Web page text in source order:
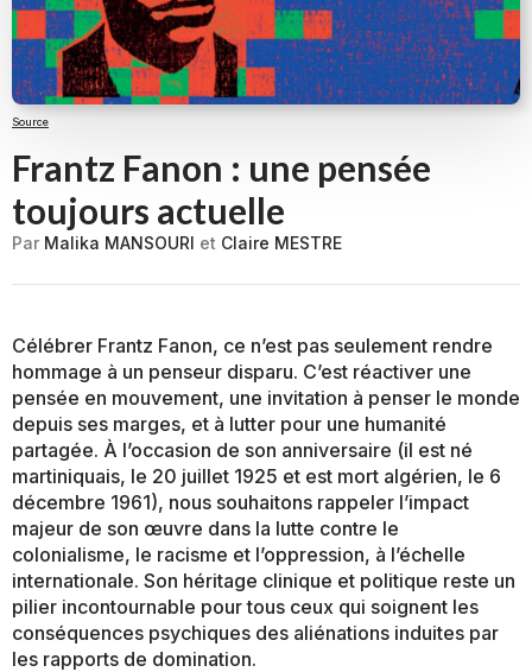
Source
Frantz Fanon : une pensée
toujours actuelle
Par Malika MANSOURI et Claire MESTRE
Célébrer Frantz Fanon, ce n’est pas seulement rendre
hommage à un penseur disparu. C’est réactiver une
pensée en mouvement, une invitation à penser le monde
depuis ses marges, et à lutter pour une humanité
partagée. À l’occasion de son anniversaire (il est né
martiniquais, le 20 juillet 1925 et est mort algérien, le 6
décembre 1961), nous souhaitons rappeler l’impact
majeur de son œuvre dans la lutte contre le
colonialisme, le racisme et l’oppression, à l’échelle
internationale. Son héritage clinique et politique reste un
pilier incontournable pour tous ceux qui soignent les
conséquences psychiques des aliénations induites par
les rapports de domination.